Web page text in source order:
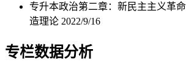
专升本政治第二章：新民主主义革
造理论 2022/9/16
专栏数据分析